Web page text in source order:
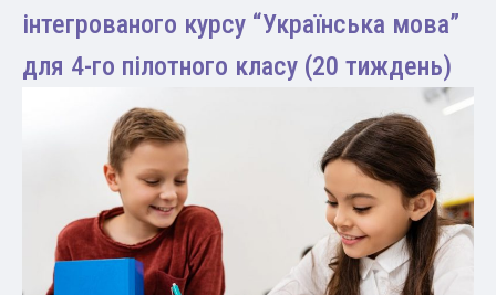
інтегрованого курсу “Українська мова”
для 4-го пілотного класу (20 тиждень)